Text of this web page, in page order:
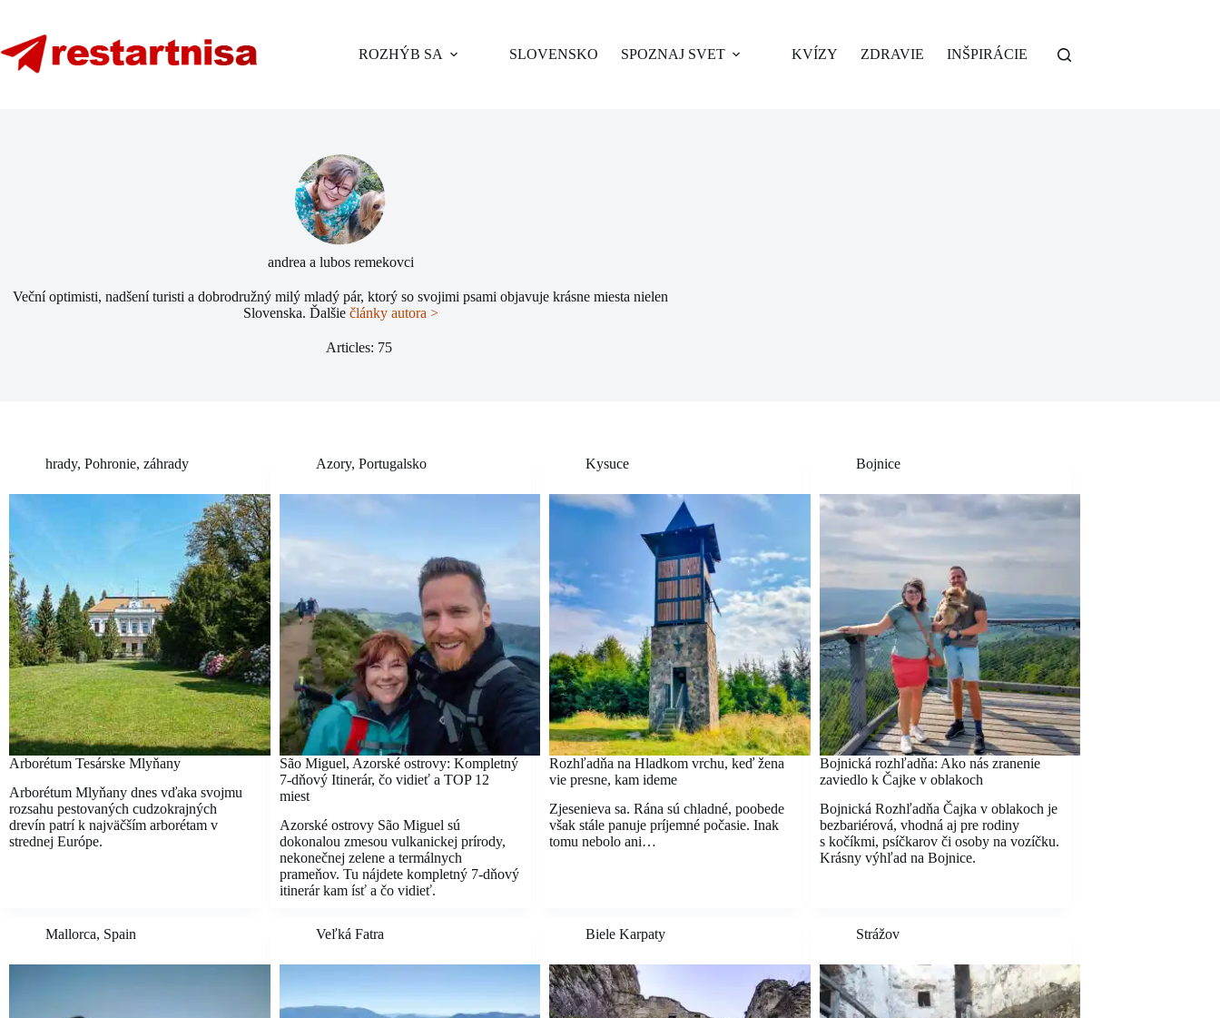
content
ROZHÝB SA
SLOVENSKO SPOZNAJ SVET KVÍZY ZDRAVIE INŠPIRÁCIE
andrea a lubos remekovci
Veční optimisti, nadšení turisti a dobrodružný milý mladý pár, ktorý so svojimi psami objavuje krásne miesta nielen
Slovenska. Ďalšie články autora >
Articles: 75
hrady, Pohronie, záhrady
Arborétum Tesárske Mlyňany
Arborétum Mlyňany dnes vďaka svojmu
rozsahu pestovaných cudzokrajných
drevín patrí k najväčším arborétam v
strednej Európe.
Azory, Portugalsko
São Miguel, Azorské ostrovy: Kompletný
7-dňový Itinerár, čo vidieť a TOP 12
miest
Azorské ostrovy São Miguel sú
dokonalou zmesou vulkanickej prírody,
nekonečnej zelene a termálnych
prameňov. Tu nájdete kompletný 7-dňový
itinerár kam ísť a čo vidieť.
Kysuce
Rozhľadňa na Hladkom vrchu, keď žena
vie presne, kam ideme
Zjesenieva sa. Rána sú chladné, poobede
však stále panuje príjemné počasie. Inak
tomu nebolo ani…
Bojnice
Bojnická rozhľadňa: Ako nás zranenie
zaviedlo k Čajke v oblakoch
Bojnická Rozhľadňa Čajka v oblakoch je
bezbariérová, vhodná aj pre rodiny
s kočíkmi, psíčkarov či osoby na vozíčku.
Krásny výhľad na Bojnice.
Mallorca, Spain Veľká Fatra Biele Karpaty Strážov